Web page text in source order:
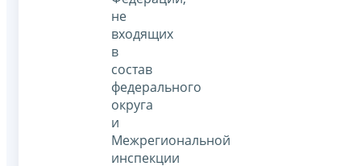
не
входящих
в
состав
федерального
округа
и
Межрегиональной
инспекции